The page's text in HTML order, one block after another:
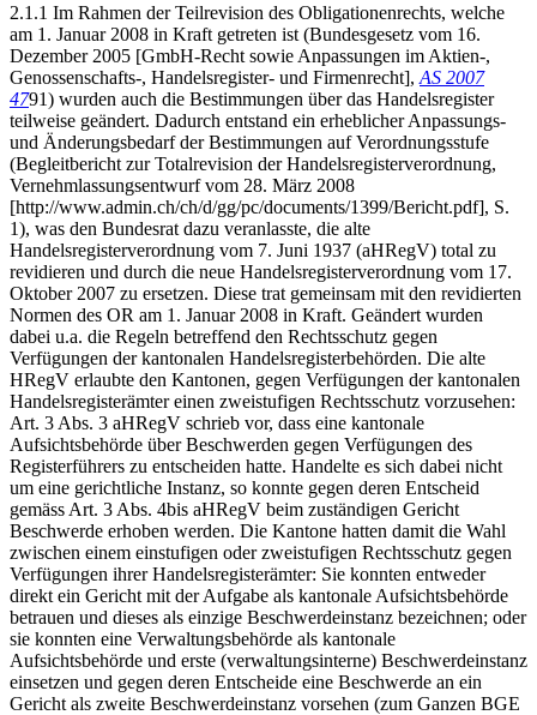
2.1.1 Im Rahmen der Teilrevision des Obligationenrechts, welche
am 1. Januar 2008 in Kraft getreten ist (Bundesgesetz vom 16.
Dezember 2005 [GmbH-Recht sowie Anpassungen im Aktien-,
Genossenschafts-, Handelsregister- und Firmenrecht], AS 2007
4791) wurden auch die Bestimmungen über das Handelsregister
teilweise geändert. Dadurch entstand ein erheblicher Anpassungs-
und Änderungsbedarf der Bestimmungen auf Verordnungsstufe
(Begleitbericht zur Totalrevision der Handelsregisterverordnung,
Vernehmlassungsentwurf vom 28. März 2008
[http://www.admin.ch/ch/d/gg/pc/documents/1399/Bericht.pdf], S.
1), was den Bundesrat dazu veranlasste, die alte
Handelsregisterverordnung vom 7. Juni 1937 (aHRegV) total zu
revidieren und durch die neue Handelsregisterverordnung vom 17.
Oktober 2007 zu ersetzen. Diese trat gemeinsam mit den revidierten
Normen des OR am 1. Januar 2008 in Kraft. Geändert wurden
dabei u.a. die Regeln betreffend den Rechtsschutz gegen
Verfügungen der kantonalen Handelsregisterbehörden. Die alte
HRegV erlaubte den Kantonen, gegen Verfügungen der kantonalen
Handelsregisterämter einen zweistufigen Rechtsschutz vorzusehen:
Art. 3 Abs. 3 aHRegV schrieb vor, dass eine kantonale
Aufsichtsbehörde über Beschwerden gegen Verfügungen des
Registerführers zu entscheiden hatte. Handelte es sich dabei nicht
um eine gerichtliche Instanz, so konnte gegen deren Entscheid
gemäss Art. 3 Abs. 4bis aHRegV beim zuständigen Gericht
Beschwerde erhoben werden. Die Kantone hatten damit die Wahl
zwischen einem einstufigen oder zweistufigen Rechtsschutz gegen
Verfügungen ihrer Handelsregisterämter: Sie konnten entweder
direkt ein Gericht mit der Aufgabe als kantonale Aufsichtsbehörde
betrauen und dieses als einzige Beschwerdeinstanz bezeichnen; oder
sie konnten eine Verwaltungsbehörde als kantonale
Aufsichtsbehörde und erste (verwaltungsinterne) Beschwerdeinstanz
einsetzen und gegen deren Entscheide eine Beschwerde an ein
Gericht als zweite Beschwerdeinstanz vorsehen (zum Ganzen BGE